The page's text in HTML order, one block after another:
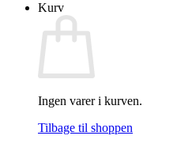
Kurv
Ingen varer i kurven.
Tilbage til shoppen